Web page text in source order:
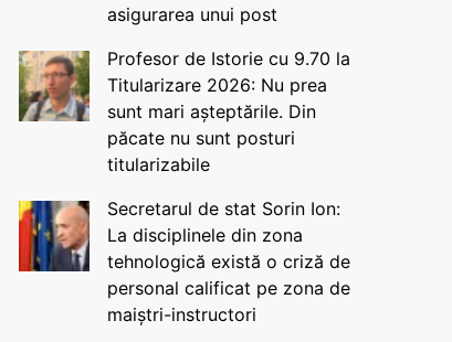
asigurarea unui post
Profesor de Istorie cu 9.70 la
Titularizare 2026: Nu prea
sunt mari așteptările. Din
păcate nu sunt posturi
titularizabile
Secretarul de stat Sorin Ion:
La disciplinele din zona
tehnologică există o criză de
personal calificat pe zona de
maiștri-instructori